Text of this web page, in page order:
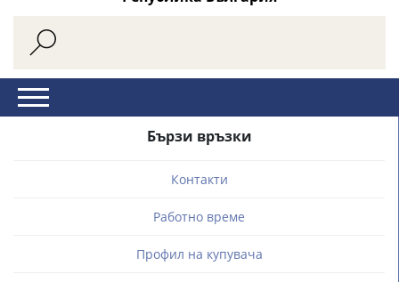
Бързи връзки
Контакти
Работно време
Профил на купувача